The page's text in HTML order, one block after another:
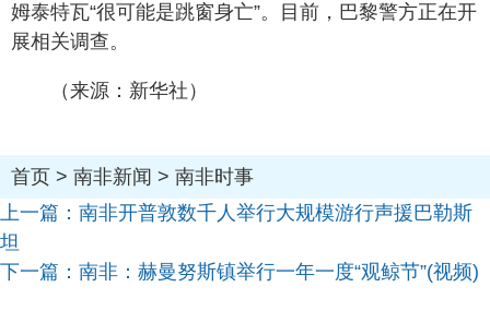
姆泰特瓦“很可能是跳窗身亡”。目前，巴黎警方正在开
展相关调查。
（来源：新华社）
首页 > 南非新闻 > 南非时事
上一篇： 南非开普敦数千人举行大规模游行声援巴勒斯
坦
下一篇： 南非：赫曼努斯镇举行一年一度“观鲸节”(视频)